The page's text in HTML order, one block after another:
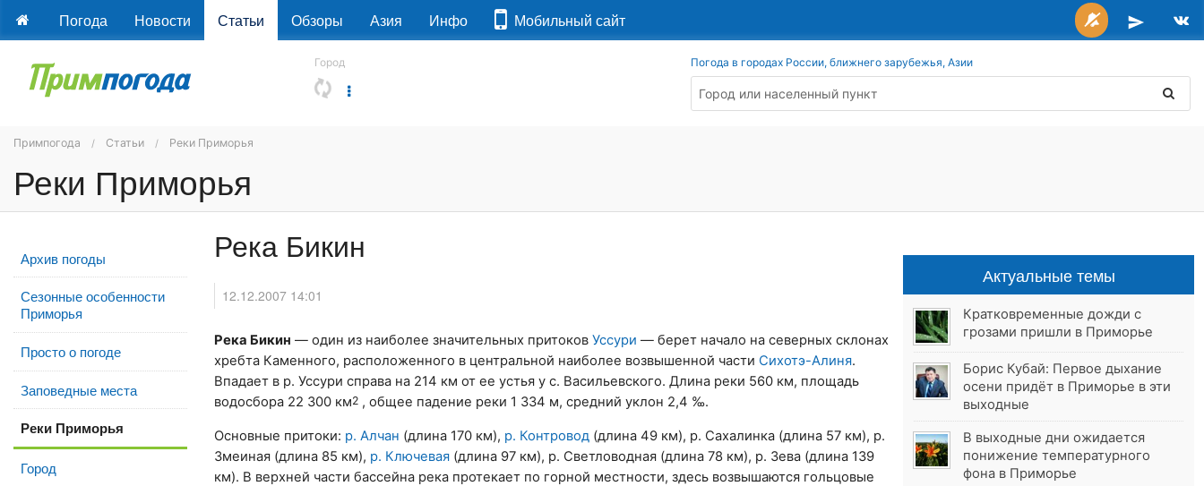
Погода Новости Статьи Обзоры Азия Инфо Мобильный сайт
Город Погода в городах России, ближнего зарубежья, Азии
Примпогода Статьи Реки Приморья
Реки Приморья
Архив погоды
Сезонные особенности
Приморья
Просто о погоде
Заповедные места
Реки Приморья
Город
Река Бикин
12.12.2007 14:01
Река Бикин — один из наиболее значительных притоков Уссури — берет начало на северных склонах
хребта Каменного, расположенного в центральной наиболее возвышенной части Сихотэ-Алиня.
Впадает в р. Уссури справа на 214 км от ее устья у с. Васильевского. Длина реки 560 км, площадь
водосбора 22 300 км2 , общее падение реки 1 334 м, средний уклон 2,4 ‰.
Основные притоки: р. Алчан (длина 170 км), р. Контровод (длина 49 км), р. Сахалинка (длина 57 км), р.
Змеиная (длина 85 км), р. Ключевая (длина 97 км), р. Светловодная (длина 78 км), р. Зева (длина 139
км). В верхней части бассейна река протекает по горной местности, здесь возвышаются гольцовые
Актуальные темы
Кратковременные дожди с
грозами пришли в Приморье
Борис Кубай: Первое дыхание
осени придёт в Приморье в эти
выходные
В выходные дни ожидается
понижение температурного
фона в Приморье